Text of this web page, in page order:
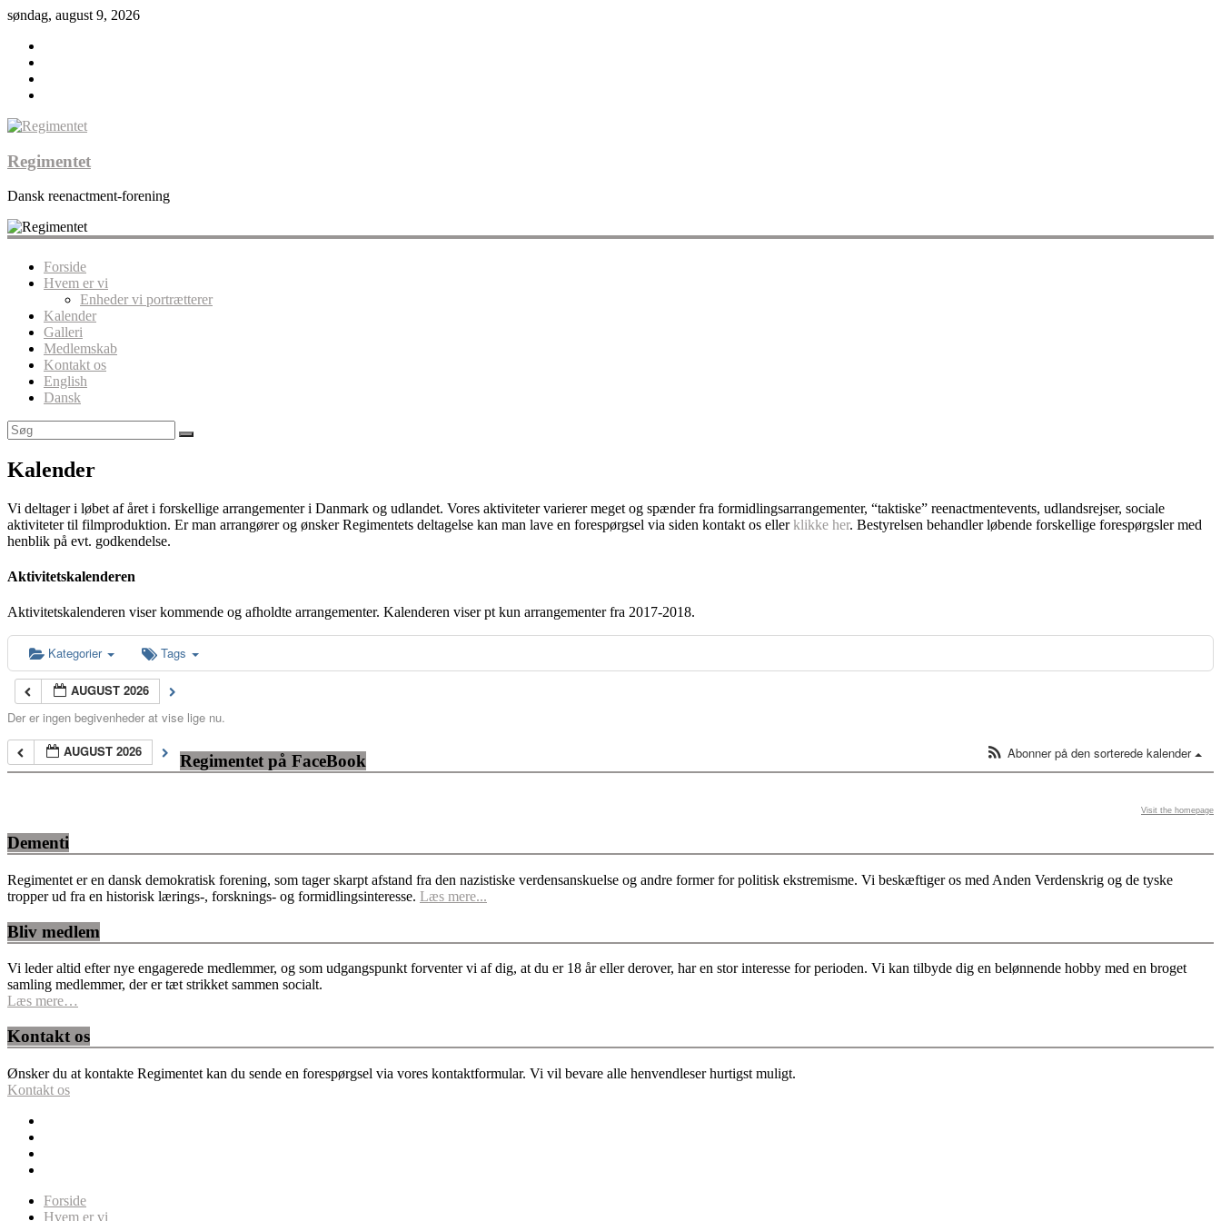
søndag, august 9, 2026
Regimentet
Dansk reenactment-forening
Forside
Hvem er vi
Enheder vi portrætterer
Kalender
Galleri
Medlemskab
Kontakt os
English
Dansk
Kalender
Vi deltager i løbet af året i forskellige arrangementer i Danmark og udlandet. Vores aktiviteter varierer meget og spænder fra formidlingsarrangementer, “taktiske” reenactmentevents, udlandsrejser, sociale
aktiviteter til filmproduktion. Er man arrangører og ønsker Regimentets deltagelse kan man lave en forespørgsel via siden kontakt os ellerklikke her. Bestyrelsen behandler løbende forskellige forespørgsler med
henblik på evt. godkendelse.
Aktivitetskalenderen
Aktivitetskalenderen viser kommende og afholdte arrangementer. Kalenderen viser pt kun arrangementer fra 2017-2018.
Kategorier Tags
AUGUST 2026
Der er ingen begivenheder at vise lige nu.
AUGUST 2026
Abonner på den sorterede kalender
Regimentet på FaceBook
Visit the homepage
Dementi
Regimentet er en dansk demokratisk forening, som tager skarpt afstand fra den nazistiske verdensanskuelse og andre former for politisk ekstremisme. Vi beskæftiger os med Anden Verdenskrig og de tyske
tropper ud fra en historisk lærings-, forsknings- og formidlingsinteresse. Læs mere...
Bliv medlem
Vi leder altid efter nye engagerede medlemmer, og som udgangspunkt forventer vi af dig, at du er 18 år eller derover, har en stor interesse for perioden. Vi kan tilbyde dig en belønnende hobby med en broget
samling medlemmer, der er tæt strikket sammen socialt.
Læs mere…
Kontakt os
Ønsker du at kontakte Regimentet kan du sende en forespørgsel via vores kontaktformular. Vi vil bevare alle henvendleser hurtigst muligt.
Kontakt os
Forside
Hvem er vi